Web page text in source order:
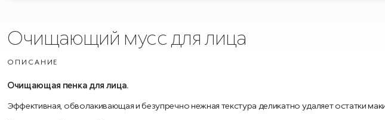
Очищающий мусс для лица
ОПИСАНИЕ
Очищающая пенка для лица.
Эффективная, обволакивающая и безупречно нежная текстура деликатно удаляет остатки